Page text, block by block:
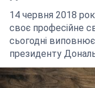
14 червня 2018
своє професійне
сьогодні
президенту